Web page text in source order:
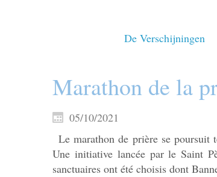
De Verschijningen
Marathon de la
05/10/2021
Le marathon de prière se
Une initiative lancée par le Saint
sanctuaires ont été choisis dont